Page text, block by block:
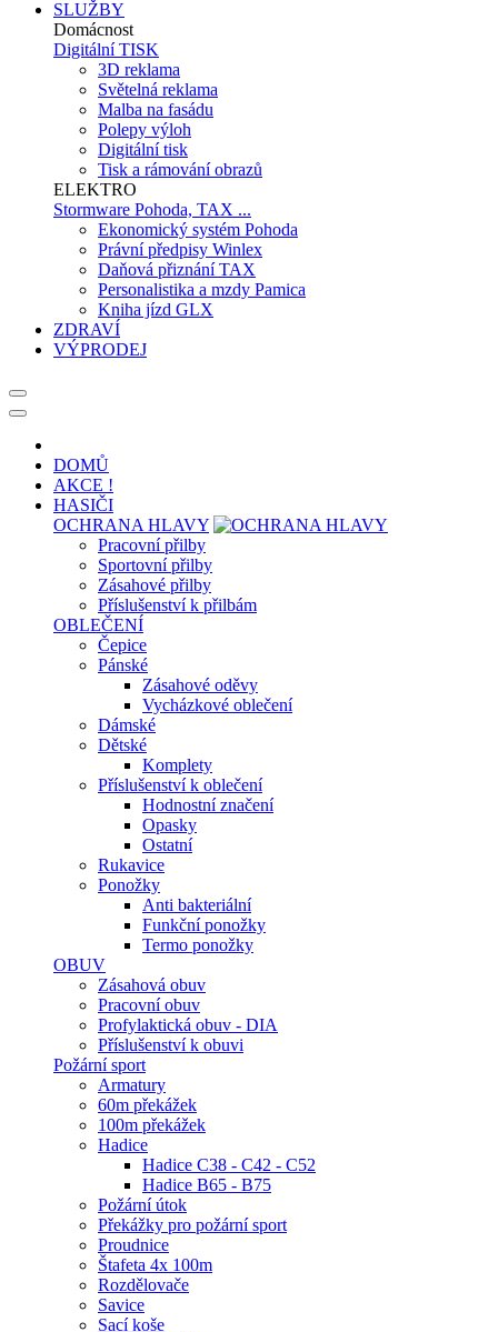
SLUŽBY
Domácnost
Digitální TISK
3D reklama
Světelná reklama
Malba na fasádu
Polepy výloh
Digitální tisk
Tisk a rámování obrazů
ELEKTRO
Stormware Pohoda, TAX ...
Ekonomický systém Pohoda
Právní předpisy Winlex
Daňová přiznání TAX
Personalistika a mzdy Pamica
Kniha jízd GLX
ZDRAVÍ
VÝPRODEJ
DOMŮ
AKCE !
HASIČI
OCHRANA HLAVY
Pracovní přilby
Sportovní přilby
Zásahové přilby
Příslušenství k přilbám
OBLEČENÍ
Čepice
Pánské
Zásahové oděvy
Vycházkové oblečení
Dámské
Dětské
Komplety
Příslušenství k oblečení
Hodnostní značení
Opasky
Ostatní
Rukavice
Ponožky
Anti bakteriální
Funkční ponožky
Termo ponožky
OBUV
Zásahová obuv
Pracovní obuv
Profylaktická obuv - DIA
Příslušenství k obuvi
Požární sport
Armatury
60m překážek
100m překážek
Hadice
Hadice C38 - C42 - C52
Hadice B65 - B75
Požární útok
Překážky pro požární sport
Proudnice
Štafeta 4x 100m
Rozdělovače
Savice
Sací koše